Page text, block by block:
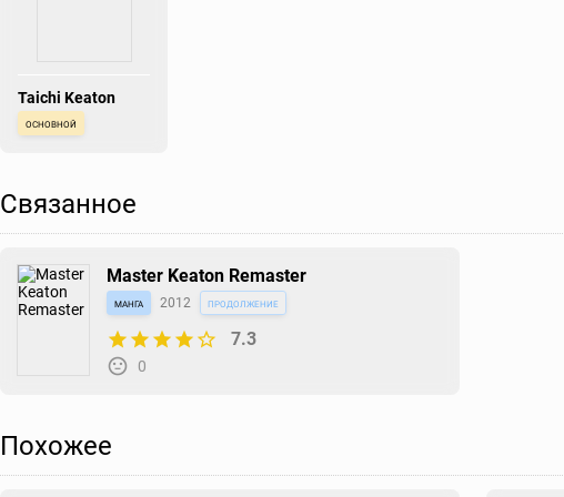
Taichi Keaton
основной
Связанное
Master Keaton Remaster
манга 2012 продолжение
7.3
0
Похожее